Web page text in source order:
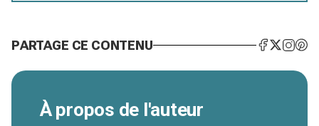
PARTAGE CE CONTENU
À propos de l'auteur